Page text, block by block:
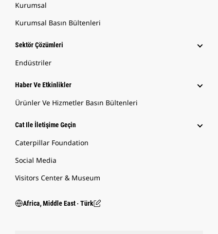
Kurumsal
Kurumsal Basın Bültenleri
Sektör Çözümleri
Endüstriler
Haber Ve Etkinlikler
Ürünler Ve Hizmetler Basın Bültenleri
Cat Ile İletişime Geçin
Caterpillar Foundation
Social Media
Visitors Center & Museum
Africa, Middle East ‧ Türk